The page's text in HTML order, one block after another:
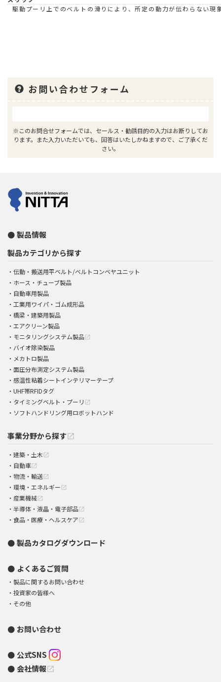
駆動プーリ上でのベルトの滑りにより、所定の動力が伝わらない現
お問い合わせフォーム
※このお問合せフォームでは、セールス・勧誘目的の入力はお断りしてお
ります。また入力いただいても、回答はいたしかねますので、ご了承くだ
さい。
製品情報
製品カテゴリから探す
伝動・搬送用平ベルト/ベルトコンベヤユニット
ホース・チューブ製品
自動車用製品
工業用ワイパ・ゴム成形品
橋梁・建築用製品
エアクリーン製品
モニタリングシステム製品 open_in_new
バイオ除染製品
メカトロ製品
面圧分布測定システム製品
感温性粘着シートインテリマーテープ
UHF帯RFIDタグ
タイミングベルト・プーリ open_in_new
ソフトハンドリング用ロボットハンド
事業分野から探すopen_in_new
建築・土木 open_in_new
自動車 open_in_new
物流・輸送 open_in_new
環境・エネルギー open_in_new
産業機械 open_in_new
半導体・液晶・電子部品 open_in_new
食品・医療・ヘルスケア open_in_new
製品カタログダウンロード
よくあるご質問
製品に関するお問い合わせ
投資家の皆様へ
その他
お問い合わせ
公式SNS
会社情報open_in_new